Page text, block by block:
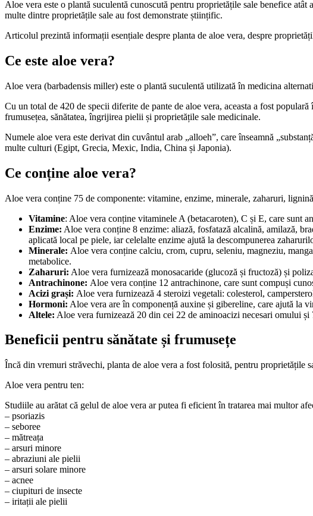
Aloe vera este o plantă suculentă cunoscută pentru proprietățile sale benefice
multe dintre proprietățile sale au fost demonstrate științific.
Articolul prezintă informații esențiale despre planta de aloe vera, despre
Ce este aloe vera?
Aloe vera (barbadensis miller) este o plantă suculentă utilizată în medicina
Cu un total de 420 de specii diferite de pante de aloe vera, aceasta a fost
frumusețea, sănătatea, îngrijirea pielii și proprietățile sale medicinale.
Numele aloe vera este derivat din cuvântul arab „alloeh”, care înseamnă
multe culturi (Egipt, Grecia, Mexic, India, China și Japonia).
Ce conține aloe vera?
Aloe vera conține 75 de componente: vitamine, enzime, minerale, zaharuri,
Vitamine: Aloe vera conține vitaminele A (betacaroten), C și E, care sunt
Enzime: Aloe vera conține 8 enzime: aliază, fosfatază alcalină, amilază,
aplicată local pe piele, iar celelalte enzime ajută la descompunerea
Minerale: Aloe vera conține calciu, crom, cupru, seleniu, magneziu,
metabolice.
Zaharuri: Aloe vera furnizează monosacaride (glucoză și fructoză) și
Antrachinone: Aloe vera conține 12 antrachinone, care sunt compuși
Acizi grași: Aloe vera furnizează 4 steroizi vegetali: colesterol,
Hormoni: Aloe vera are în componență auxine și gibereline, care ajută la
Altele: Aloe vera furnizează 20 din cei 22 de aminoacizi necesari omului
Beneficii pentru sănătate și frumusețe
Încă din vremuri străvechi, planta de aloe vera a fost folosită, pentru proprietățile
Aloe vera pentru ten:
Studiile au arătat că gelul de aloe vera ar putea fi eficient în tratarea mai multor
– psoriazis
– seboree
– mătreața
– arsuri minore
– abraziuni ale pielii
– arsuri solare minore
– acnee
– ciupituri de insecte
– iritații ale pielii